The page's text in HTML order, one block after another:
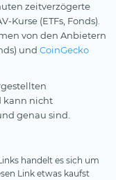
zeitverzögerte
Kurse (ETFs, Fonds).
von den Anbietern
und CoinGecko
kann nicht
genau sind.
handelt es sich um
Link etwas kaufst